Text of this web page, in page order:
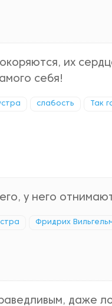
их
себя!
слабость Так
у него
Фридрих
даже